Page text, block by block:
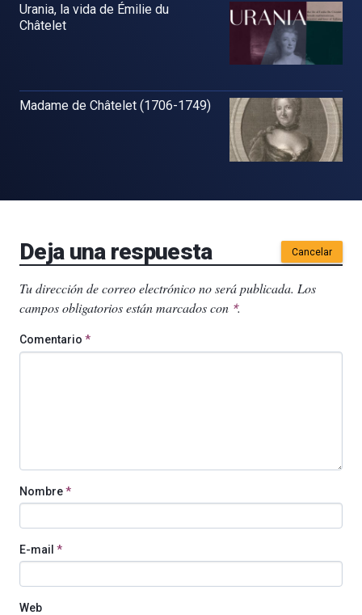
Urania, la vida de Émilie du
Châtelet
Madame de Châtelet (1706-1749)
Deja una respuesta Cancelar
Tu dirección de correo electrónico no será publicada. Los
campos obligatorios están marcados con *.
Comentario *
Nombre*
E-mail *
Web